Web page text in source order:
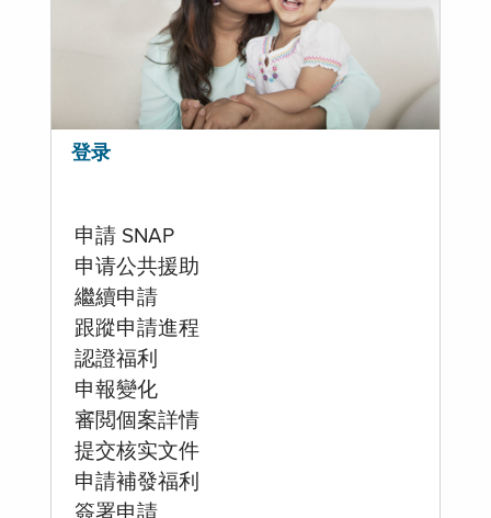
登录
申請 SNAP
申请公共援助
繼續申請
跟蹤申請進程
認證福利
申報變化
審閲個案詳情
提交核实文件
申請補發福利
簽署申請